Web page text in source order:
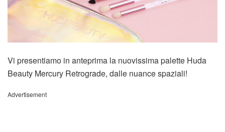
Vi presentiamo in anteprima la nuovissima palette Huda
Beauty Mercury Retrograde, dalle nuance spaziali!
Advertisement